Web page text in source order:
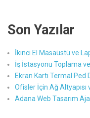
Son Yazılar
İkinci El Masaüstü ve
İş İstasyonu Toplama
Ekran Kartı Termal Ped
Ofisler İçin Ağ
Adana Web Tasarım